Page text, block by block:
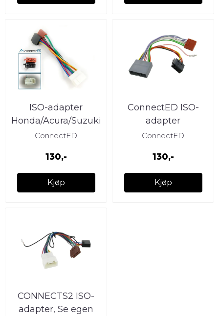
ISO-adapter
Honda/Acura/Suzuki
(-->2006)
ConnectED
130,-
Kjøp
ConnectED ISO-
adapter
Honda/Mitusbishi/PSA
ConnectED
130,-
Kjøp
CONNECTS2 ISO-
adapter, Se egen